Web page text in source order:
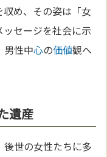
め、その姿は「女
セージを社会に示
男性中心の価値観へ
遺産
後世の女性たちに多